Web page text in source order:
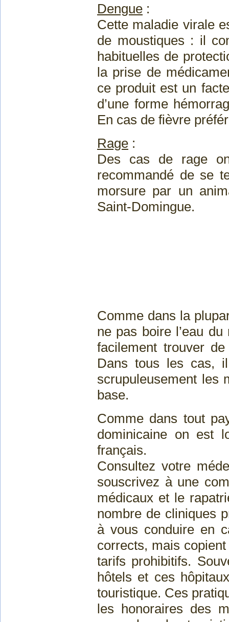
Dengue :
Cette maladie virale
de moustiques : il
habituelles de
la prise de
ce produit est un
d’une forme
En cas de fièvre
Rage :
Des cas de rage
recommandé de se
morsure par un
Saint-Domingue.
Comme dans la
ne pas boire l’eau
facilement trouver
Dans tous les cas,
scrupuleusement les
base.
Comme dans tout
dominicaine on est
français.
Consultez votre
souscrivez à une
médicaux et le
nombre de cliniques
à vous conduire en
corrects, mais
tarifs prohibitifs.
hôtels et ces
touristique. Ces
les honoraires des